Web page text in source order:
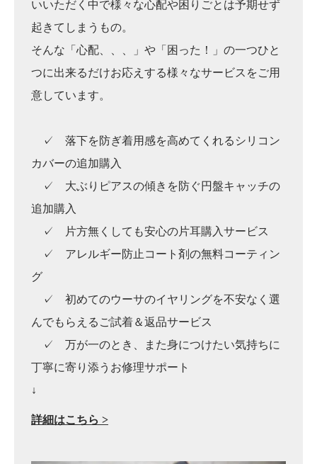
いいただく中で様々な心配や困りごとは予期せず
起きてしまうもの。
そんな「心配、、、」や「困った！」の一つひと
つに出来るだけお応えする様々なサービスをご用
意しています。
✓ 落下を防ぎ着用感を高めてくれるシリコン
カバーの追加購入
✓ 大ぶりピアスの傾きを防ぐ円盤キャッチの
追加購入
✓ 片方無くしても安心の片耳購入サービス
✓ アレルギー防止コート剤の無料コーティン
グ
✓ 初めてのウーサのイヤリングを不安なく選
んでもらえるご試着＆返品サービス
✓ 万が一のとき、また身につけたい気持ちに
丁寧に寄り添うお修理サポート
↓
詳細はこちら >